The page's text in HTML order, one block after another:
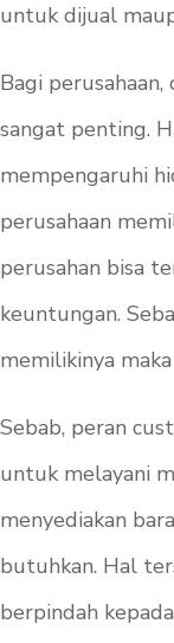
untuk dijual
Bagi perusahaan,
sangat penting.
mempengaruhi
perusahaan
perusahan bisa
keuntungan.
memilikinya
Sebab, peran
untuk melayani
menyediakan
butuhkan. Hal
berpindah